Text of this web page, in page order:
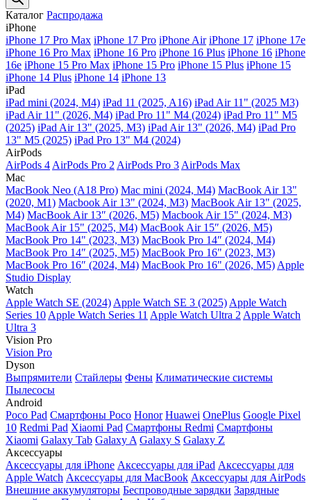
Каталог Распродажа
iPhone
iPhone 17 Pro Max iPhone 17 Pro iPhone Air iPhone 17 iPhone 17e
iPhone 16 Pro Max iPhone 16 Pro iPhone 16 Plus iPhone 16 iPhone
16e iPhone 15 Pro Max iPhone 15 Pro iPhone 15 Plus iPhone 15
iPhone 14 Plus iPhone 14 iPhone 13
iPad
iPad mini (2024, M4) iPad 11 (2025, A16) iPad Air 11" (2025 M3)
iPad Air 11" (2026, M4) iPad Pro 11" M4 (2024) iPad Pro 11" M5
(2025) iPad Air 13" (2025, M3) iPad Air 13" (2026, M4) iPad Pro
13" M5 (2025) iPad Pro 13" M4 (2024)
AirPods
AirPods 4 AirPods Pro 2 AirPods Pro 3 AirPods Max
Mac
MacBook Neo (A18 Pro) Mac mini (2024, M4) MacBook Air 13"
(2020, M1) Macbook Air 13" (2024, M3) MacBook Air 13" (2025,
M4) MacBook Air 13″ (2026, M5) Macbook Air 15" (2024, M3)
MacBook Air 15" (2025, M4) MacBook Air 15″ (2026, M5)
MacBook Pro 14" (2023, M3) MacBook Pro 14″ (2024, M4)
MacBook Pro 14″ (2025, M5) MacBook Pro 16" (2023, M3)
MacBook Pro 16″ (2024, M4) MacBook Pro 16" (2026, M5) Apple
Studio Display
Watch
Apple Watch SE (2024) Apple Watch SE 3 (2025) Apple Watch
Series 10 Apple Watch Series 11 Apple Watch Ultra 2 Apple Watch
Ultra 3
Vision Pro
Vision Pro
Dyson
Выпрямители Стайлеры Фены Климатические системы
Пылесосы
Android
Poco Pad Смартфоны Poco Honor Huawei OnePlus Google Pixel
10 Redmi Pad Xiaomi Pad Смартфоны Redmi Смартфоны
Xiaomi Galaxy Tab Galaxy A Galaxy S Galaxy Z
Аксессуары
Аксессуары для iPhone Аксессуары для iPad Аксессуары для
Apple Watch Аксессуары для MacBook Аксессуары для AirPods
Внешние аккумуляторы Беспроводные зарядки Зарядные